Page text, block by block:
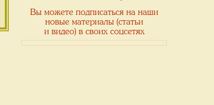
Вы можете подписаться на наши
новые материалы (статьи
и видео) в своих соцсетях